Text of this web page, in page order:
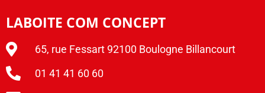
LABOITE COM CONCEPT
65, rue Fessart 92100 Boulogne Billancourt
01 41 41 60 60